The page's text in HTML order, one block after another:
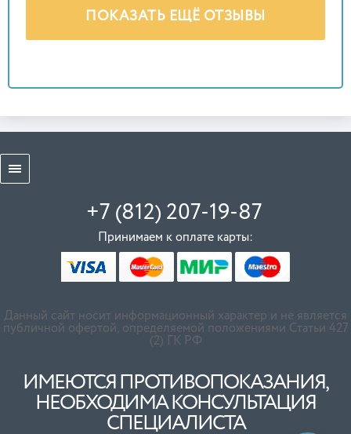
ПОКАЗАТЬ ЕЩЁ ОТЗЫВЫ
+7 (812) 207-19-87
Принимаем к оплате карты:
Данный сайт носит информационный характер и не является
публичной офертой, определяемой положениями Статьи 427
(2) ГК РФ
ИМЕЮТСЯ ПРОТИВОПОКАЗАНИЯ,
НЕОБХОДИМА КОНСУЛЬТАЦИЯ
СПЕЦИАЛИСТА